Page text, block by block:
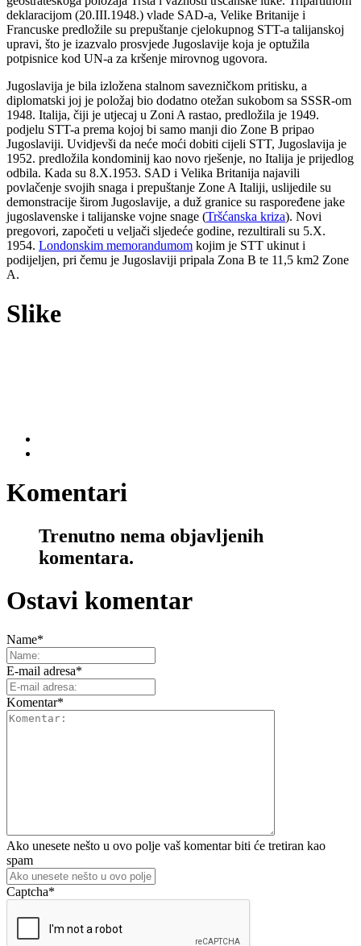
deklaracijom (20.III.1948.) vlade SAD-a, Velike Britanije i
Francuske predložile su prepuštanje cjelokupnog STT-a talijanskoj
upravi, što je izazvalo prosvjede Jugoslavije koja je optužila
potpisnice kod UN-a za kršenje mirovnog ugovora.
Jugoslavija je bila izložena stalnom savezničkom pritisku, a
diplomatski joj je položaj bio dodatno otežan sukobom sa SSSR-om
1948. Italija, čiji je utjecaj u Zoni A rastao, predložila je 1949.
podjelu STT-a prema kojoj bi samo manji dio Zone B pripao
Jugoslaviji. Uvidjevši da neće moći dobiti cijeli STT, Jugoslavija je
1952. predložila kondominij kao novo rješenje, no Italija je prijedlog
odbila. Kada su 8.X.1953. SAD i Velika Britanija najavili
povlačenje svojih snaga i prepuštanje Zone A Italiji, uslijedile su
demonstracije širom Jugoslavije, a duž granice su raspoređene jake
jugoslavenske i talijanske vojne snage (Tršćanska kriza). Novi
pregovori, započeti u veljači sljedeće godine, rezultirali su 5.X.
1954. Londonskim memorandumom kojim je STT ukinut i
podijeljen, pri čemu je Jugoslaviji pripala Zona B te 11,5 km2 Zone
A.
Slike
Komentari
Trenutno nema objavljenih
komentara.
Ostavi komentar
Name*
E-mail adresa*
Komentar*
Ako unesete nešto u ovo polje vaš komentar biti će tretiran kao
spam
Captcha*